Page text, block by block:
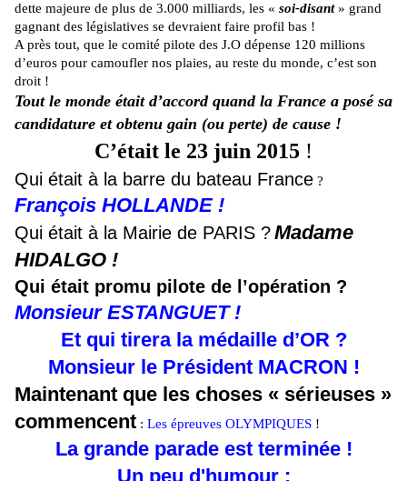
dette majeure de plus de 3.000 milliards, les « soi-disant» grand
gagnant des législatives se devraient faire profil bas !
A près tout, que le comité pilote des J.O dépense 120 millions
d’euros pour camoufler nos plaies, au reste du monde, c’est son
droit !
Tout le monde était d’accord quand la France a posé sa
candidature et obtenu gain (ou perte) de cause !
C’était le 23 juin 2015 !
Qui était à la barre du bateau France ?
François HOLLANDE !
Qui était à la Mairie de PARIS ?Madame
HIDALGO !
Qui était promu pilote de l’opération ?
Monsieur ESTANGUET !
Et qui tirera la médaille d’OR ?
Monsieur le Président MACRON !
Maintenant que les choses « sérieuses »
commencent : Les épreuves OLYMPIQUES !
La grande parade est terminée !
Un peu d'humour :